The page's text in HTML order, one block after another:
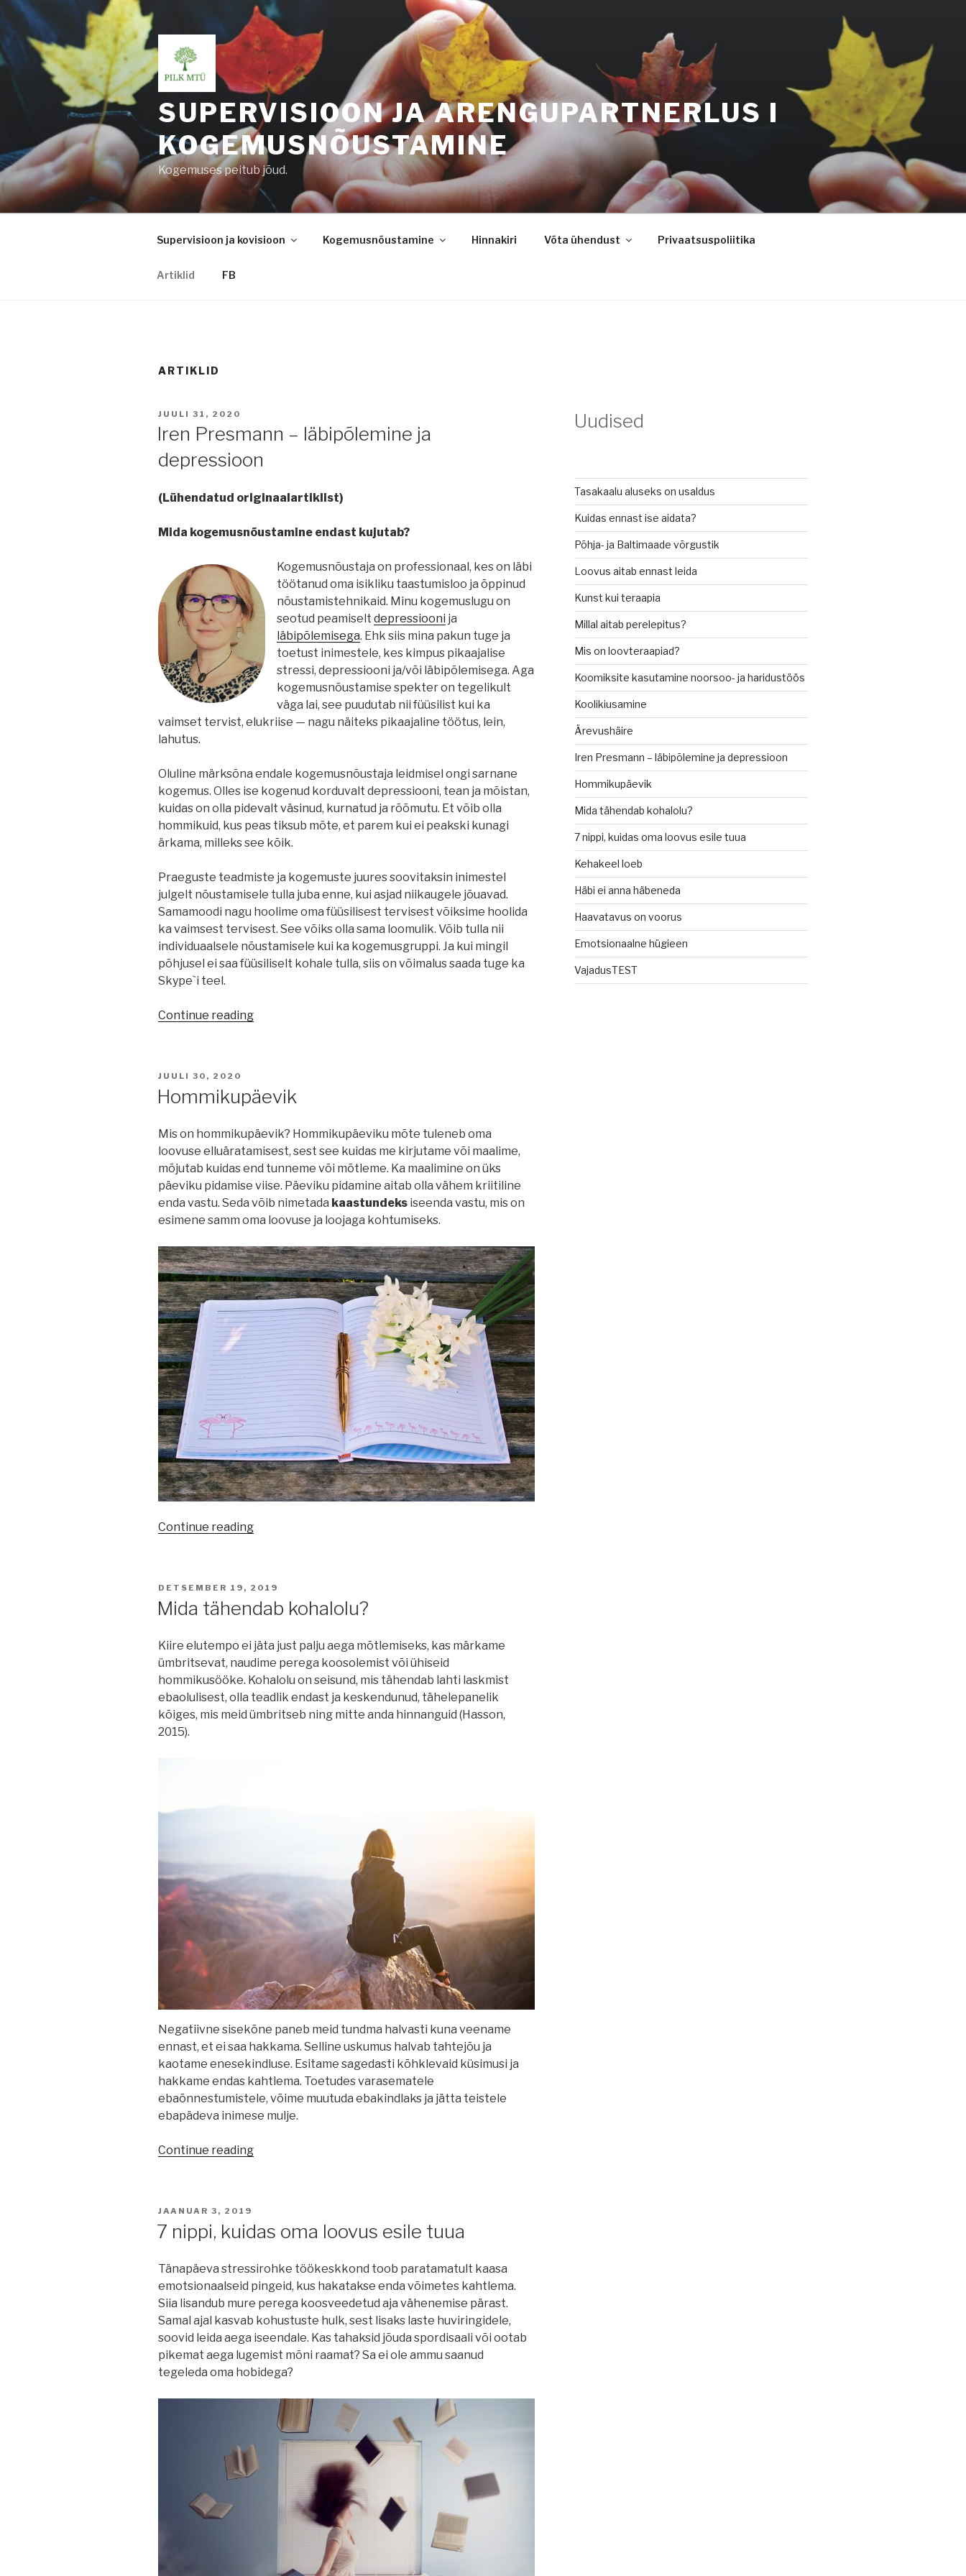
Skip
to
content
SUPERVISIOON JA ARENGUPARTNERLUS I
KOGEMUSNÕUSTAMINE
Kogemuses peitub jõud.
Supervisioon ja kovisioon Kogemusnõustamine Hinnakiri Võta ühendust Privaatsuspoliitika
Artiklid FB
ARTIKLID
POSTED
JUULI 31, 2020
Iren Presmann – läbipõlemine ja
depressioon
(Lühendatud originaalartiklist)
Mida kogemusnõustamine endast kujutab?
Kogemusnõustaja on professionaal, kes on läbi
töötanud oma isikliku taastumisloo ja õppinud
nõustamistehnikaid. Minu kogemuslugu on
seotud peamiselt depressiooni ja
läbipõlemisega. Ehk siis mina pakun tuge ja
toetust inimestele, kes kimpus pikaajalise
stressi, depressiooni ja/või läbipõlemisega. Aga
kogemusnõustamise spekter on tegelikult
väga lai, see puudutab nii füüsilist kui ka
vaimset tervist, elukriise — nagu näiteks pikaajaline töötus, lein,
lahutus.
Oluline märksõna endale kogemusnõustaja leidmisel ongi sarnane
kogemus. Olles ise kogenud korduvalt depressiooni, tean ja mõistan,
kuidas on olla pidevalt väsinud, kurnatud ja rõõmutu. Et võib olla
hommikuid, kus peas tiksub mõte, et parem kui ei peakski kunagi
ärkama, milleks see kõik.
Praeguste teadmiste ja kogemuste juures soovitaksin inimestel
julgelt nõustamisele tulla juba enne, kui asjad niikaugele jõuavad.
Samamoodi nagu hoolime oma füüsilisest tervisest võiksime hoolida
ka vaimsest tervisest. See võiks olla sama loomulik. Võib tulla nii
individuaalsele nõustamisele kui ka kogemusgruppi. Ja kui mingil
põhjusel ei saa füüsiliselt kohale tulla, siis on võimalus saada tuge ka
Skype`i teel.
Continue reading“Iren
depressioon”
POSTED
JUULI 30, 2020
Hommikupäevik
Mis on hommikupäevik? Hommikupäeviku mõte tuleneb oma
loovuse elluäratamisest, sest see kuidas me kirjutame või maalime,
mõjutab kuidas end tunneme või mõtleme. Ka maalimine on üks
päeviku pidamise viise. Päeviku pidamine aitab olla vähem kriitiline
enda vastu. Seda võib nimetada kaastundeks iseenda vastu, mis on
esimene samm oma loovuse ja loojaga kohtumiseks.
Continue reading“Hommikupäevik”
POSTED
DETSEMBER 19, 2019
Mida tähendab kohalolu?
Kiire elutempo ei jäta just palju aega mõtlemiseks, kas märkame
ümbritsevat, naudime perega koosolemist või ühiseid
hommikusööke. Kohalolu on seisund, mis tähendab lahti laskmist
ebaolulisest, olla teadlik endast ja keskendunud, tähelepanelik
kõiges, mis meid ümbritseb ning mitte anda hinnanguid (Hasson,
2015).
Negatiivne sisekõne paneb meid tundma halvasti kuna veename
ennast, et ei saa hakkama. Selline uskumus halvab tahtejõu ja
kaotame enesekindluse. Esitame sagedasti kõhklevaid küsimusi ja
hakkame endas kahtlema. Toetudes varasematele
ebaõnnestumistele, võime muutuda ebakindlaks ja jätta teistele
ebapädeva inimese mulje.
Continue reading“Mida
POSTED
JAANUAR 3, 2019
7 nippi, kuidas oma loovus esile tuua
Tänapäeva stressirohke töökeskkond toob paratamatult kaasa
emotsionaalseid pingeid, kus hakatakse enda võimetes kahtlema.
Siia lisandub mure perega koosveedetud aja vähenemise pärast.
Samal ajal kasvab kohustuste hulk, sest lisaks laste huviringidele,
soovid leida aega iseendale. Kas tahaksid jõuda spordisaali või ootab
pikemat aega lugemist mõni raamat? Sa ei ole ammu saanud
tegeleda oma hobidega?
Uudised
Tasakaalu aluseks on usaldus
Kuidas ennast ise aidata?
Põhja- ja Baltimaade võrgustik
Loovus aitab ennast leida
Kunst kui teraapia
Millal aitab perelepitus?
Mis on loovteraapiad?
Koomiksite kasutamine noorsoo- ja haridustöös
Koolikiusamine
Ärevushäire
Iren Presmann – läbipõlemine ja depressioon
Hommikupäevik
Mida tähendab kohalolu?
7 nippi, kuidas oma loovus esile tuua
Kehakeel loeb
Häbi ei anna häbeneda
Haavatavus on voorus
Emotsionaalne hügieen
VajadusTEST